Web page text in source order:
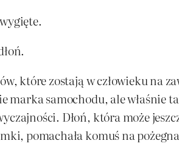
które zostają w człowieku na
marka samochodu, ale właśnie
Dłoń, która może
pomachała komuś na